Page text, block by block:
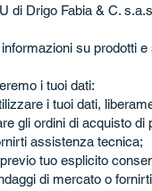
di Drigo Fabia & C. s.a.s
su prodotti e
i tuoi dati:
i tuoi dati,
gli ordini di acquisto
assistenza tecnica;
tuo esplicito
di mercato o